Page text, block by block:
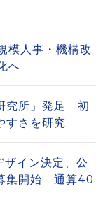
模人事・機構改
へ
究所」発足 初
すさを研究
ザイン決定、公
集開始 通算40